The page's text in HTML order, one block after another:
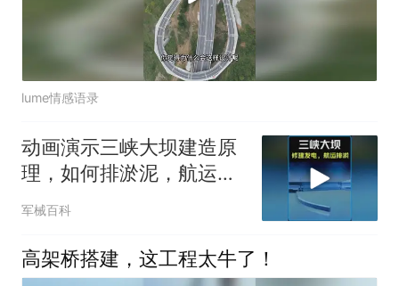
lume情感语录
动画演示三峡大坝建造原
理，如何排淤泥，航运，
发电？ #科普知识
军械百科
高架桥搭建，这工程太牛了！